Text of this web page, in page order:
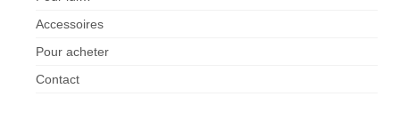
Accessoires
Pour acheter
Contact